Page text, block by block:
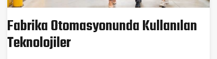
Fabrika Otomasyonunda Kullanılan
Teknolojiler